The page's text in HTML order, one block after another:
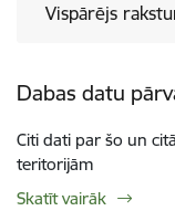
Vispārējs
Dabas datu
Citi dati par šo un
teritorijām
Skatīt vairāk